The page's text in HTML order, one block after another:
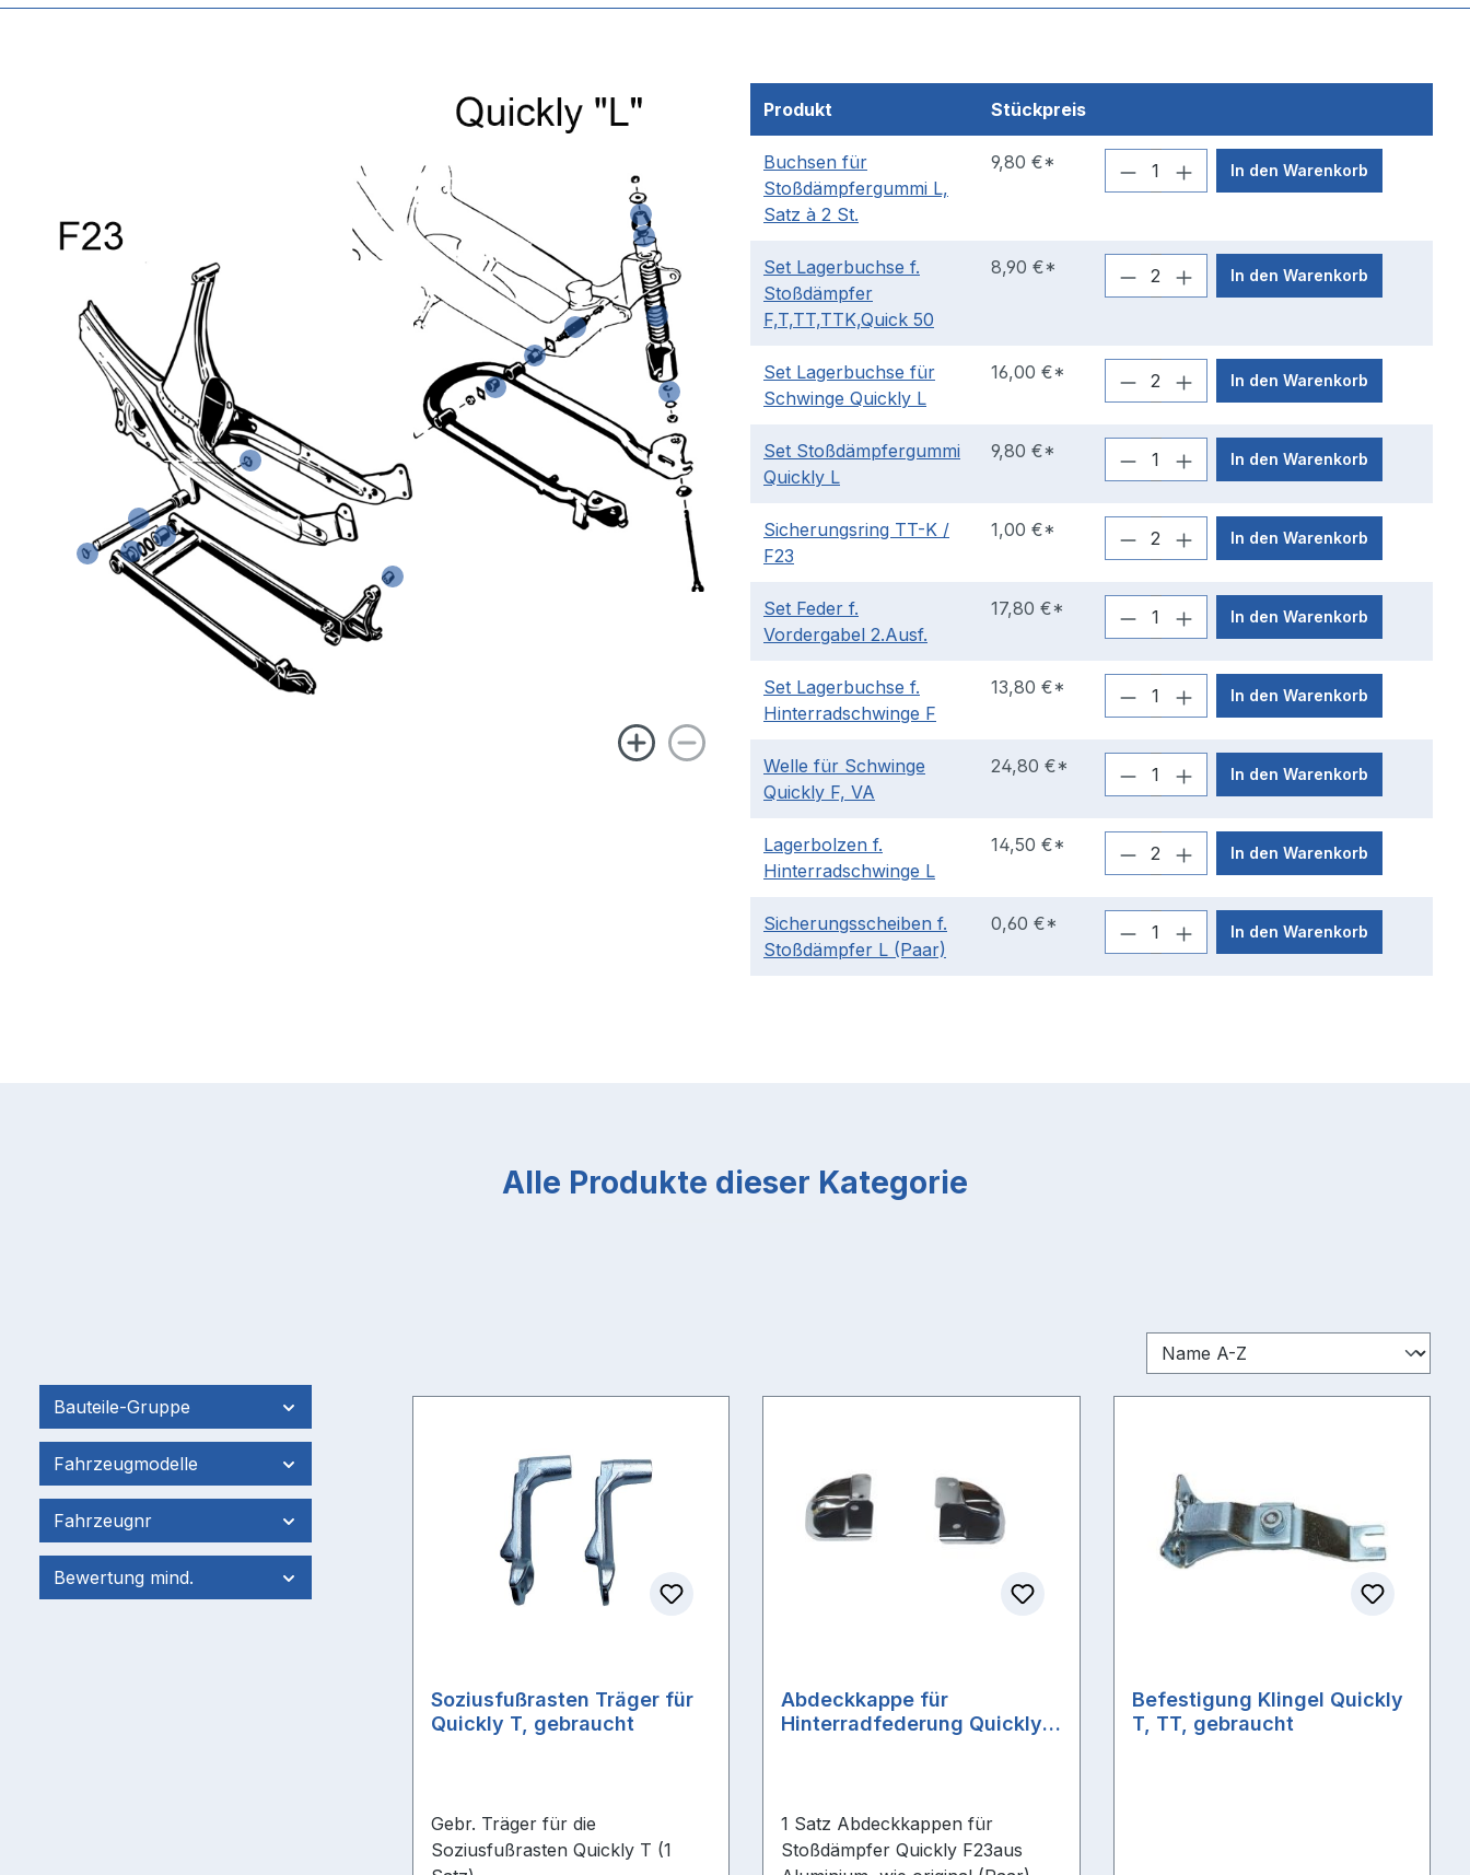
Produkt Stückpreis
Buchsen für
Stoßdämpfergummi L,
Satz à 2 St.
9,80 €* In den Warenkorb
Set Lagerbuchse f.
Stoßdämpfer
F,T,TT,TTK,Quick 50
8,90 €* In den Warenkorb
Set Lagerbuchse für
Schwinge Quickly L
16,00 €* In den Warenkorb
Set Stoßdämpfergummi
Quickly L
9,80 €* In den Warenkorb
Sicherungsring TT-K /
F23
1,00 €* In den Warenkorb
Set Feder f.
Vordergabel 2.Ausf.
17,80 €* In den Warenkorb
Set Lagerbuchse f.
Hinterradschwinge F
13,80 €* In den Warenkorb
Welle für Schwinge
Quickly F, VA
24,80 €* In den Warenkorb
Lagerbolzen f.
Hinterradschwinge L
14,50 €* In den Warenkorb
Sicherungsscheiben f.
Stoßdämpfer L (Paar)
0,60 €* In den Warenkorb
Alle Produkte dieser Kategorie
Bauteile-Gruppe
Fahrzeugmodelle
Fahrzeugnr
Bewertung mind.
Soziusfußrasten Träger für
Quickly T, gebraucht
Gebr. Träger für die
Soziusfußrasten Quickly T (1
Abdeckkappe für
Hinterradfederung Quickly F
1 Satz Abdeckkappen für
Stoßdämpfer Quickly F23aus
Befestigung Klingel Quickly
T, TT, gebraucht